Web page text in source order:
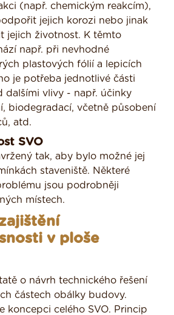
(např. chemickým reakcím),
jejich korozi nebo jinak
jejich životnost. K těmto
např. při nevhodné
plastových fólií a lepicích
je potřeba jednotlivé části
dalšími vlivy - např. účinky
biodegradací, včetně působení
atd.
SVO
tak, aby bylo možné jej
staveniště. Některé
jsou podrobněji
místech.
v ploše
o návrh technického řešení
částech obálky budovy.
koncepci celého SVO. Princip